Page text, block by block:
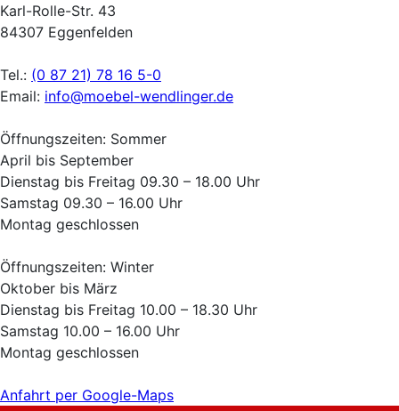
Karl-Rolle-Str. 43
84307 Eggenfelden
Tel.: (0 87 21) 78 16 5-0
Email: info@moebel-wendlinger.de
Öffnungszeiten: Sommer
April bis September
Dienstag bis Freitag 09.30 – 18.00 Uhr
Samstag 09.30 – 16.00 Uhr
Montag geschlossen
Öffnungszeiten: Winter
Oktober bis März
Dienstag bis Freitag 10.00 – 18.30 Uhr
Samstag 10.00 – 16.00 Uhr
Montag geschlossen
Anfahrt per Google-Maps